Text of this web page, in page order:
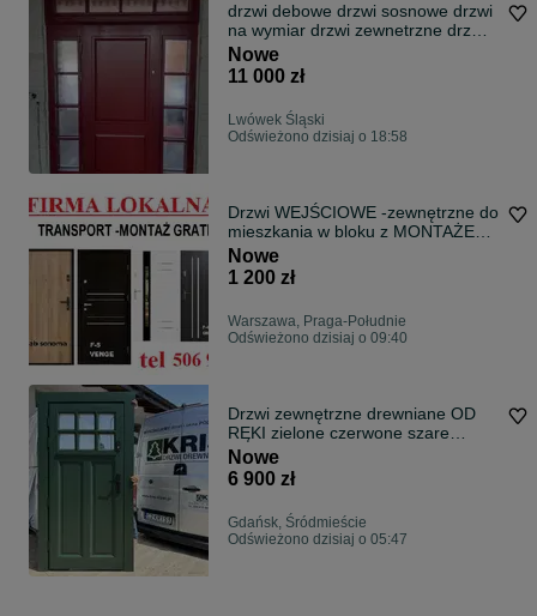
drzwi debowe drzwi sosnowe drzwi
na wymiar drzwi zewnetrzne drzwi
wewnetrzne
Nowe
11 000 zł
Lwówek Śląski
Odświeżono dzisiaj o 18:58
Drzwi WEJŚCIOWE -zewnętrzne do
mieszkania w bloku z MONTAŻEM-
wyciszone
Nowe
1 200 zł
Warszawa, Praga-Południe
Odświeżono dzisiaj o 09:40
Drzwi zewnętrzne drewniane OD
RĘKI zielone czerwone szare
niebieskie oliwkowe 6020 6005
3003 6011 5014 7035
Nowe
6 900 zł
Gdańsk, Śródmieście
Odświeżono dzisiaj o 05:47